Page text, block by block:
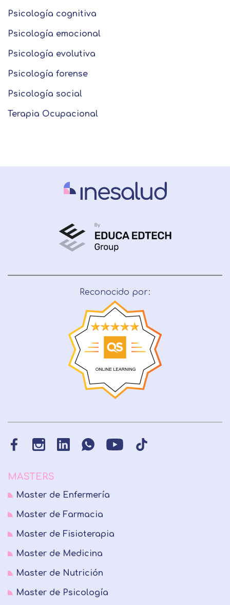
Psicología cognitiva
Psicología emocional
Psicología evolutiva
Psicología forense
Psicología social
Terapia Ocupacional
Reconocido por:
MASTERS
Master de Enfermería
Master de Farmacia
Master de Fisioterapia
Master de Medicina
Master de Nutrición
Master de Psicología